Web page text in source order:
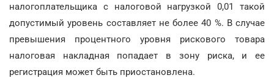
налогоплательщика с налоговой нагрузкой 0,01 такой
допустимый уровень составляет не более 40 %. В случае
превышения процентного уровня рискового товара
налоговая накладная попадает в зону риска, и ее
регистрация может быть приостановлена.